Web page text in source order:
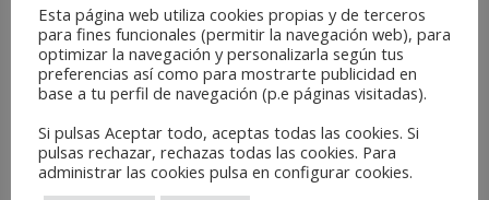
Esta página web utiliza cookies propias y de terceros
para fines funcionales (permitir la navegación web), para
optimizar la navegación y personalizarla según tus
preferencias así como para mostrarte publicidad en
base a tu perfil de navegación (p.e páginas visitadas).
Si pulsas Aceptar todo, aceptas todas las cookies. Si
pulsas rechazar, rechazas todas las cookies. Para
administrar las cookies pulsa en configurar cookies.